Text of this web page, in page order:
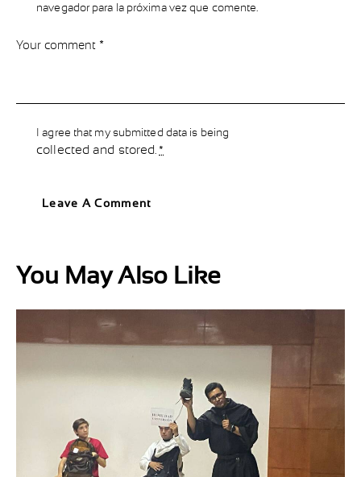
navegador para la próxima vez que comente.
I agree that my submitted data is being
collected and stored .*
You May Also Like